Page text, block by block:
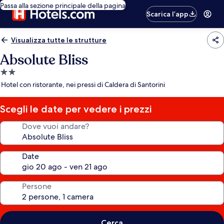
Passa alla sezione principale della pagina
Scarica l’app
Visualizza tutte le strutture
Absolute Bliss
Struttura
a
stelle
Hotel con ristorante, nei pressi di Caldera di Santorini
Scegli le date per vedere i prezzi
Dove vuoi andare?
Date
Persone